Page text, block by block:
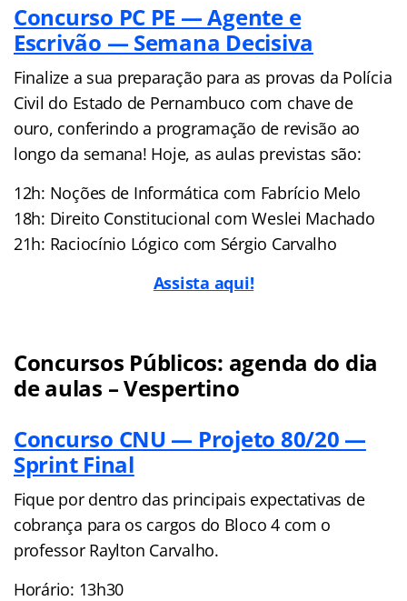
Concurso PC PE — Agente e
Escrivão — Semana Decisiva
Finalize a sua preparação para as provas da Polícia
Civil do Estado de Pernambuco com chave de
ouro, conferindo a programação de revisão ao
longo da semana! Hoje, as aulas previstas são:
12h: Noções de Informática com Fabrício Melo
18h: Direito Constitucional com Weslei Machado
21h: Raciocínio Lógico com Sérgio Carvalho
Assista aqui!
Concursos Públicos: agenda do dia
de aulas – Vespertino
Concurso CNU — Projeto 80/20 —
Sprint Final
Fique por dentro das principais expectativas de
cobrança para os cargos do Bloco 4 com o
professor Raylton Carvalho.
Horário: 13h30